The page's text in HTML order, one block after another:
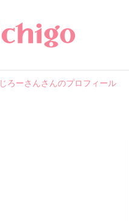
じろーさんさんのプロフィール